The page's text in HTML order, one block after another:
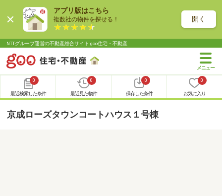
アプリ版はこちら
複数社の物件を探せる！ 開く
NTTグループ運営の不動産総合サイト goo住宅・不動産
0
最近検索した条件
0
最近見た物件
0
保存した条件
0
お気に入り
京成ローズタウンコートハウス１号棟